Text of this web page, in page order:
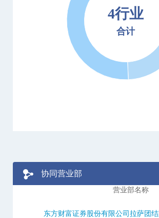
4行业
合计
协同营业部
营业部名称
东方财富证券股份有限公司拉萨团